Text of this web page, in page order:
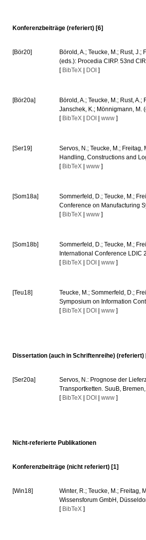
Konferenzbeiträge (referiert) [6]
[Bör20]
Börold, A.; Teucke, M.; Rust,
(eds.): Procedia CIRP. 53nd
[ BibTeX DOI ]
[Bör20a]
Börold, A.; Teucke, M.; Rust,
Janschek, K.; Mönnigmann, M.
[ BibTeX DOI |www ]
[Ser19]
Servos, N.; Teucke, M.;
Handling, Constructions and
[ BibTeX |www ]
[Som18a]
Sommerfeld, D.; Teucke, M.;
Conference on Manufacturing
[ BibTeX |www ]
[Som18b]
Sommerfeld, D.; Teucke, M.;
International Conference LDIC
[ BibTeX DOI |www ]
[Teu18]
Teucke, M.; Sommerfeld, D.;
Symposium on Information
[ BibTeX DOI |www ]
Dissertation (auch in Schriftenreihe) (referiert)
[Ser20a]
Servos, N.: Prognose der
Transportketten. SuuB,
[ BibTeX DOI |www ]
Nicht-referierte Publikationen
Konferenzbeiträge (nicht referiert) [1]
[Win18]
Winter, R.; Teucke, M.; Freitag,
Wissensforum GmbH,
[ BibTeX ]